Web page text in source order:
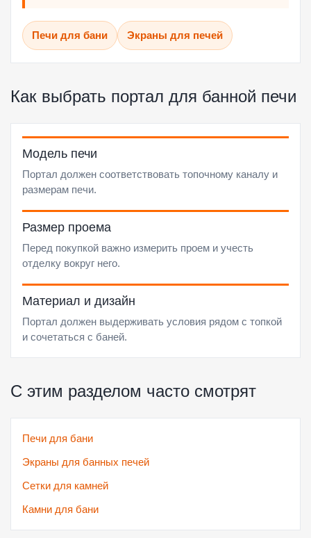
Печи для бани Экраны для печей
Как выбрать портал для банной печи
Модель печи
Портал должен соответствовать топочному каналу и
размерам печи.
Размер проема
Перед покупкой важно измерить проем и учесть
отделку вокруг него.
Материал и дизайн
Портал должен выдерживать условия рядом с топкой
и сочетаться с баней.
С этим разделом часто смотрят
Печи для бани
Экраны для банных печей
Сетки для камней
Камни для бани